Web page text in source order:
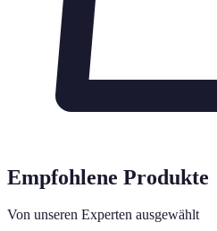
Empfohlene Produkte
Von unseren Experten ausgewählt